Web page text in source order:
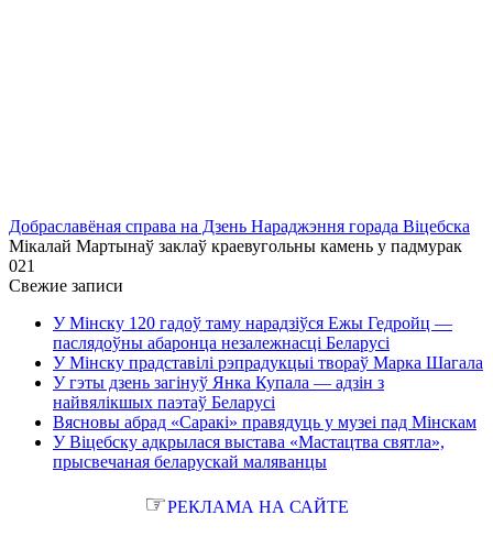
Добраславёная справа на Дзень Нараджэння горада Віцебска
Мікалай Мартынаў заклаў краевугольны камень у падмурак
021
Свежие записи
У Мінску 120 гадоў таму нарадзіўся Ежы Гедройц —
паслядоўны абаронца незалежнасці Беларусі
У Мінску прадставілі рэпрадукцыі твораў Марка Шагала
У гэты дзень загінуў Янка Купала — адзін з
найвялікшых паэтаў Беларусі
Вясновы абрад «Саракі» правядуць у музеі пад Мінскам
У Віцебску адкрылася выстава «Мастацтва святла»,
прысвечаная беларускай маляванцы
☞РЕКЛАМА НА САЙТЕ